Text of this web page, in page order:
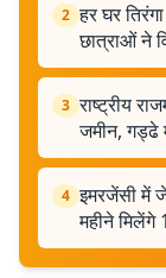
2 हर घर
छात्राओं ने
3 राष्ट्रीय
जमीन, गड्ढे
4 इमरजेंसी में
महीने